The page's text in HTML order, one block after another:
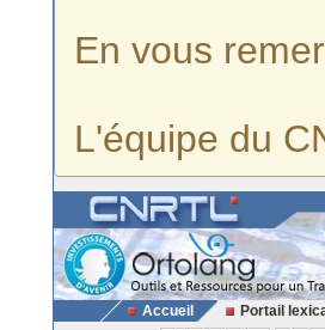
En vous
L'équipe du
Accueil Portail